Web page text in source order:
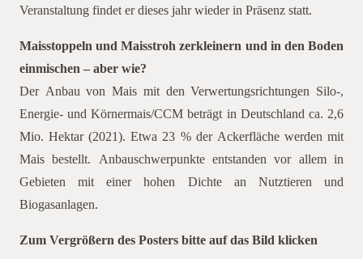
Veranstaltung findet er dieses jahr wieder in Präsenz statt.
Maisstoppeln und Maisstroh zerkleinern und in den Boden
einmischen – aber wie?
Der Anbau von Mais mit den Verwertungsrichtungen Silo-,
Energie- und Körnermais/CCM beträgt in Deutschland ca. 2,6
Mio. Hektar (2021). Etwa 23 % der Ackerfläche werden mit
Mais bestellt. Anbauschwerpunkte entstanden vor allem in
Gebieten mit einer hohen Dichte an Nutztieren und
Biogasanlagen.
Zum Vergrößern des Posters bitte auf das Bild klicken